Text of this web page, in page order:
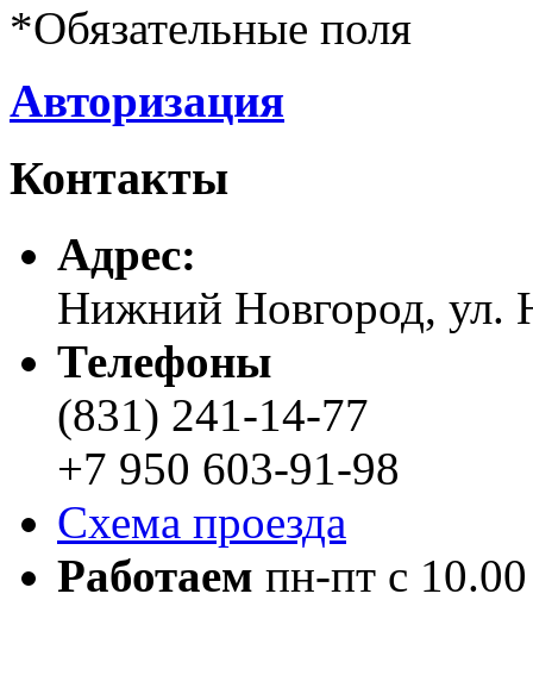
*Обязательные поля
Авторизация
Контакты
Адреc:
Нижний Новгород, ул.
Телефоны
(831) 241-14-77
+7 950 603-91-98
Схема проезда
Работаем пн-пт с